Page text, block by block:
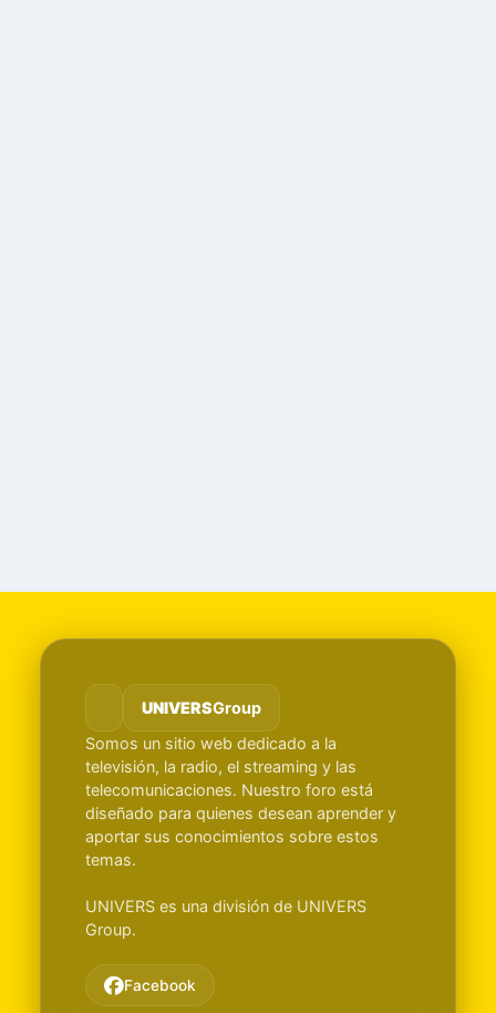
UNIVERSGroup
Somos un sitio web dedicado a la
televisión, la radio, el streaming y las
telecomunicaciones. Nuestro foro está
diseñado para quienes desean aprender y
aportar sus conocimientos sobre estos
temas.
UNIVERS es una división de UNIVERS
Group.
Facebook